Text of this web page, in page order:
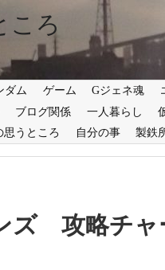
ころ
ダム ゲーム Gジェネ魂
ブログ関係 一人暮らし
思うところ 自分の事 製鉄
ズ 攻略チ